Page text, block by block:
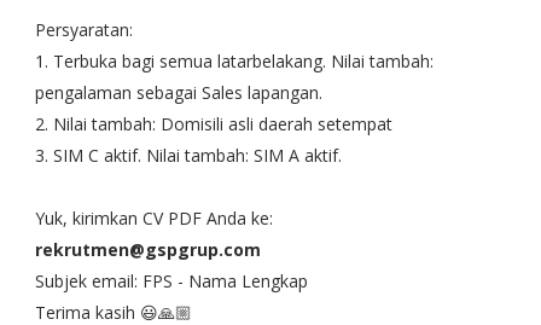
Persyaratan:
1. Terbuka bagi semua latarbelakang. Nilai tambah:
pengalaman sebagai Sales lapangan.
2. Nilai tambah: Domisili asli daerah setempat
3. SIM C aktif. Nilai tambah: SIM A aktif.
Yuk, kirimkan CV PDF Anda ke:
rekrutmen@gspgrup.com
Subjek email: FPS - Nama Lengkap
Terima kasih 😃🙏🏼